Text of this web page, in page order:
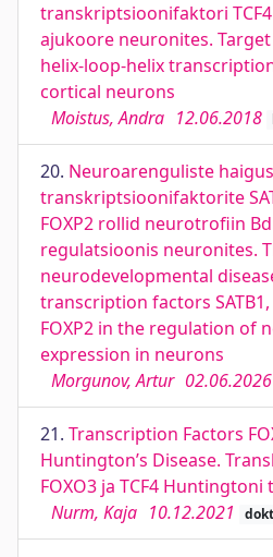
transkriptsioonifaktori
ajukoore neuronites.
helix-loop-helix
cortical neurons
Moistus, Andra 12.06.2018
20. Neuroarenguliste
transkriptsioonifaktorite
FOXP2 rollid neurotrofiin
regulatsioonis neuronites.
neurodevelopmental
transcription factors SATB1,
FOXP2 in the regulation of
expression in neurons
Morgunov, Artur 02.06.2026
21. Transcription Factors
Huntington’s Disease.
FOXO3 ja TCF4 Huntingtoni
Nurm, Kaja 10.12.2021